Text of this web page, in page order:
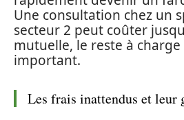
Une consultation chez un
secteur 2 peut coûter
mutuelle, le reste à
important.
Les frais inattendus et leur